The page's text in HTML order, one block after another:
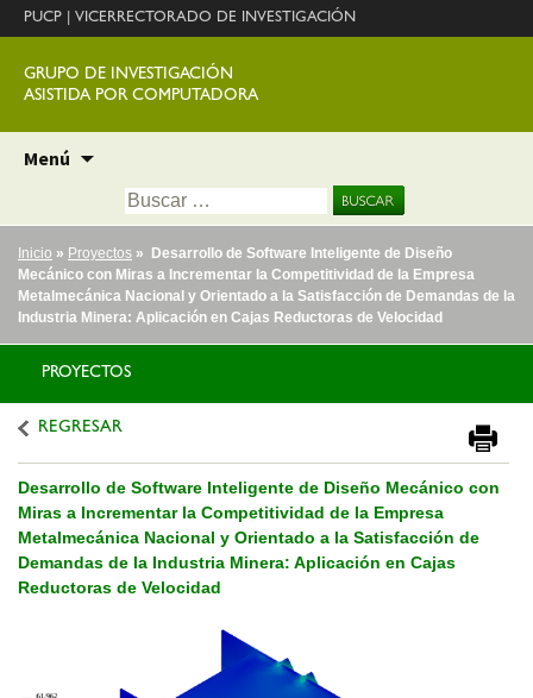
PUCP VICERRECTORADO DE INVESTIGACIÓN
GRUPO DE INVESTIGACIÓN
ASISTIDA POR COMPUTADORA
Menú
contenido
Buscar:
Inicio » Proyectos » Desarrollo de Software Inteligente de Diseño
Mecánico con Miras a Incrementar la Competitividad de la Empresa
Metalmecánica Nacional y Orientado a la Satisfacción de Demandas de la
Industria Minera: Aplicación en Cajas Reductoras de Velocidad
PROYECTOS
REGRESAR
Desarrollo de Software Inteligente de Diseño Mecánico con
Miras a Incrementar la Competitividad de la Empresa
Metalmecánica Nacional y Orientado a la Satisfacción de
Demandas de la Industria Minera: Aplicación en Cajas
Reductoras de Velocidad